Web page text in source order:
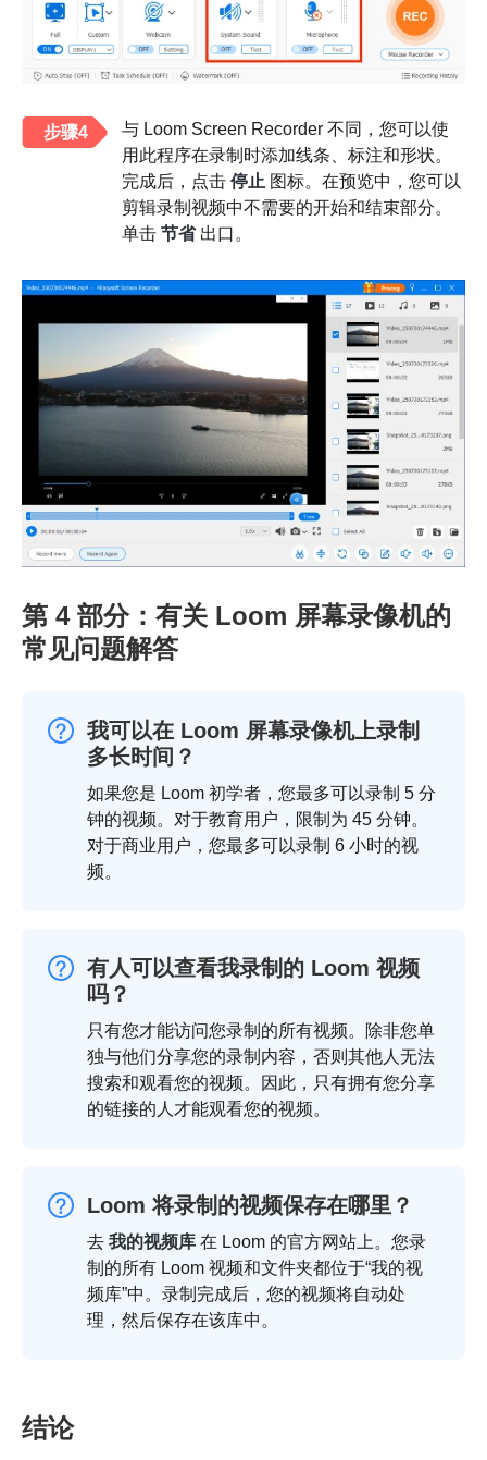
步骤4
与 Loom Screen Recorder 不同，您可以使
用此程序在录制时添加线条、标注和形状。
完成后，点击 停止 图标。在预览中，您可以
剪辑录制视频中不需要的开始和结束部分。
单击 节省出口。
第 4 部分：有关 Loom 屏幕录像机的
常见问题解答
我可以在 Loom 屏幕录像机上录制
多长时间？
如果您是 Loom 初学者，您最多可以录制 5 分
钟的视频。对于教育用户，限制为 45 分钟。
对于商业用户，您最多可以录制 6 小时的视
频。
有人可以查看我录制的 Loom 视频
吗？
只有您才能访问您录制的所有视频。除非您单
独与他们分享您的录制内容，否则其他人无法
搜索和观看您的视频。因此，只有拥有您分享
的链接的人才能观看您的视频。
Loom 将录制的视频保存在哪里？
去 我的视频库 在 Loom 的官方网站上。您录
制的所有 Loom 视频和文件夹都位于“我的视
频库”中。录制完成后，您的视频将自动处
理，然后保存在该库中。
结论